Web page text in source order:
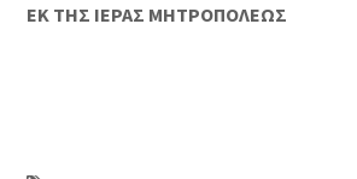
ΕΚ ΤΗΣ ΙΕΡΑΣ ΜΗΤΡΟΠΟΛΕΩΣ